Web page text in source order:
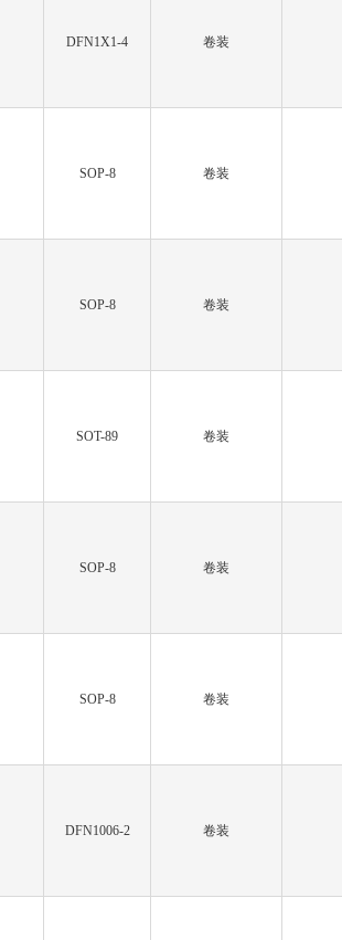
DFN1X1-4 卷装
SOP-8 卷装
SOP-8 卷装
SOT-89 卷装
SOP-8 卷装
SOP-8 卷装
DFN1006-2 卷装